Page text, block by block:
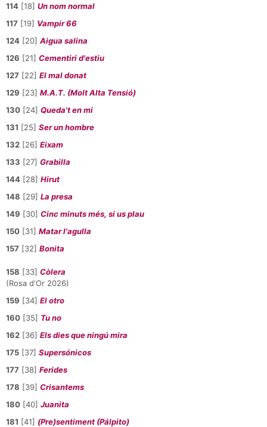
114 [18] Un nom normal
117 [19] Vampir 66
124 [20] Aigua salina
126 [21] Cementiri d'estiu
127 [22] El mal donat
129 [23] M.A.T. (Molt Alta Tensió)
130 [24] Queda't en mi
131 [25] Ser un hombre
132 [26] Eixam
133 [27] Grabilla
144 [28] Hirut
148 [29] La presa
149 [30] Cinc minuts més, si us plau
150 [31] Matar l'agulla
157 [32] Bonita
158 [33] Còlera
(Rosa d'Or 2026)
159 [34] El otro
160 [35] Tu no
162 [36] Els dies que ningú mira
175 [37] Supersónicos
177 [38] Ferides
178 [39] Crisantems
180 [40] Juanita
181 [41] (Pre)sentiment (Pálpito)